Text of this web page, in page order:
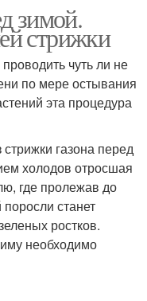
зимой.
стрижки
чуть ли не
по мере остывания
эта процедура
газона перед
холодов отросшая
где пролежав до
станет
ростков.
необходимо